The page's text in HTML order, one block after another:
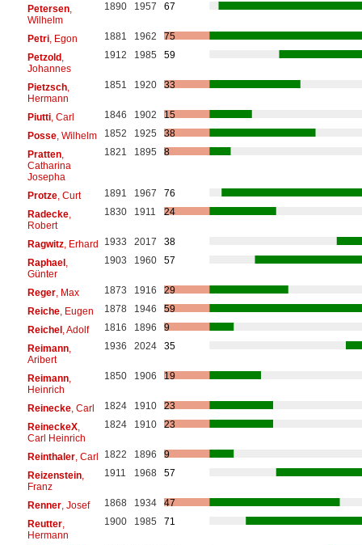
Petersen,
Wilhelm
1890 1957 67
Petri, Egon 1881 1962
75
Petzold,
Johannes
1912 1985 59
Pietzsch,
Hermann
1851 1920 33
Piutti, Carl 1846 1902
15
Posse, Wilhelm 1852 1925
38
Pratten,
Catharina
Josepha
1821 1895 8
Protze, Curt 1891 1967
76
Radecke,
Robert
1830 1911 24
Ragwitz, Erhard 1933 2017
38
Raphael,
Günter
1903 1960 57
Reger, Max 1873 1916
29
Reiche, Eugen 1878 1946
59
Reichel, Adolf 1816 1896
9
Reimann,
Aribert
1936 2024 35
Reimann,
Heinrich
1850 1906 19
Reinecke, Carl 1824 1910
23
ReineckeX,
Carl Heinrich
1824 1910 23
Reinthaler, Carl 1822 1896
9
Reizenstein,
Franz
1911 1968 57
Renner, Josef 1868 1934
47
Reutter,
Hermann
1900 1985 71